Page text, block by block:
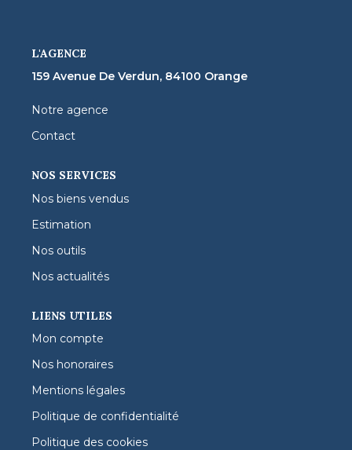
L'AGENCE
159 Avenue De Verdun, 84100 Orange
Notre agence
Contact
NOS SERVICES
Nos biens vendus
Estimation
Nos outils
Nos actualités
LIENS UTILES
Mon compte
Nos honoraires
Mentions légales
Politique de confidentialité
Politique des cookies